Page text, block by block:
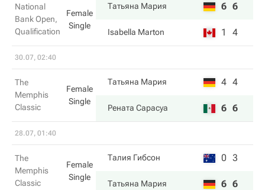
National
Bank Open,
Qualification
Female
Single
Татьяна Мария 6 6
Isabella Marton 1 4
30.07, 02:40
The
Memphis
Classic
Female
Single
Татьяна Мария 4 4
Рената Сарасуа 6 6
28.07, 01:40
The
Memphis
Classic
Female
Single
Талия Гибсон 0 3
Татьяна Мария 6 6